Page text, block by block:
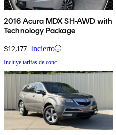
2016 Acura MDX SH-AWD with
Technology Package
$12,177 Incierto
Incluye tarifas de conc.